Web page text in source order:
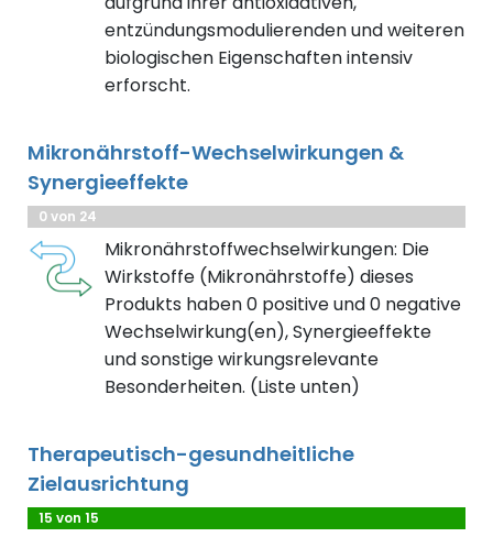
entzündungsmodulierenden und weiteren
biologischen Eigenschaften intensiv
erforscht.
Mikronährstoff-Wechselwirkungen &
Synergieeffekte
0 von 24
Mikronährstoffwechselwirkungen: Die
Wirkstoffe (Mikronährstoffe) dieses
Produkts haben 0 positive und 0 negative
Wechselwirkung(en), Synergieeffekte
und sonstige wirkungsrelevante
Besonderheiten. (Liste unten)
Therapeutisch-gesundheitliche
Zielausrichtung
15 von 15